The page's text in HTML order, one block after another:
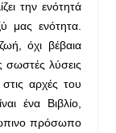
την ενότητά
μας ενότητα.
όχι βέβαια
σωστές λύσεις
αρχές του
ένα Βιβλίο,
πρόσωπο